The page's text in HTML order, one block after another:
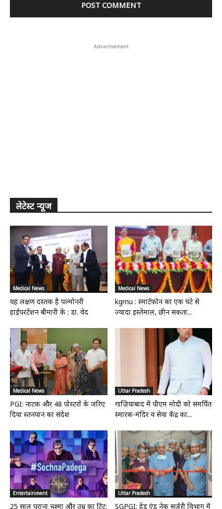
Advertisement
लेटेस्ट न्यूज
Medical News
यह लक्षण दस्तक है पल्मोनरी
हाईपरटेंशन बीमारी के : डा. वेद
Medical News
kgmu : स्मार्टफोन का एक घंटे से
ज्यादा इस्तेमाल, छीन सकता...
Medical News
PGI: नाटक और 48 पोस्टरों के जरिए
दिया स्तनपान का संदेश
Uttar Pradesh
गाज़ियाबाद में पीएम मोदी को समर्पित
स्मारक-मंदिर व सेवा केंद्र का...
Entertainment
25 साल पुराना चश्मा और उम्र का टिंट:
Uttar Pradesh
SGPGI: हेड एंड नेक सर्जरी विभाग में